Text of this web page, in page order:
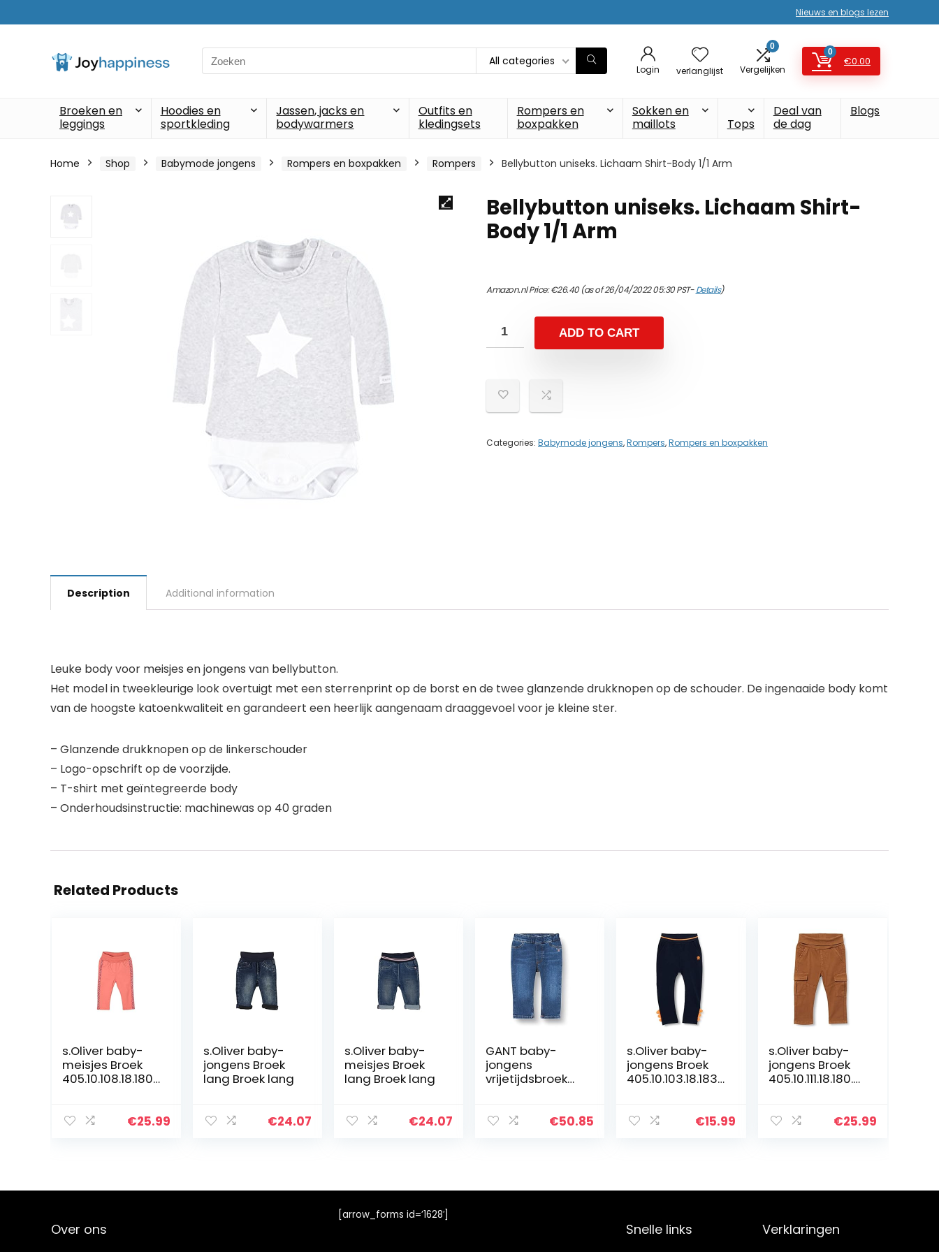
Nieuws en blogs lezen
Search
for:
All categories
Login verlanglijst
0
Vergelijken
0
€0.00
Broeken en
leggings
Hoodies en
sportkleding
Jassen, jacks en
bodywarmers
Outfits en
kledingsets
Rompers en
boxpakken
Sokken en
maillots
Tops
Deal van
de dag
Blogs
Home Shop Babymode jongens Rompers en boxpakken Rompers Bellybutton uniseks. Lichaam Shirt-Body 1/1 Arm
Bellybutton uniseks. Lichaam Shirt-
Body 1/1 Arm
Amazon.nl Price:€26.40(as of 26/04/2022 05:30 PST-Details)
ADD TO CART
Categories: Babymode jongens,Rompers,Rompers en boxpakken
Description Additional information
Leuke body voor meisjes en jongens van bellybutton.
Het model in tweekleurige look overtuigt met een sterrenprint op de borst en de twee glanzende drukknopen op de schouder. De ingenaaide body komt
van de hoogste katoenkwaliteit en garandeert een heerlijk aangenaam draaggevoel voor je kleine ster.
– Glanzende drukknopen op de linkerschouder
– Logo-opschrift op de voorzijde.
– T-shirt met geïntegreerde body
– Onderhoudsinstructie: machinewas op 40 graden
Related Products
s.Oliver baby-
meisjes Broek
405.10.108.18.180.
€25.99
s.Oliver baby-
jongens Broek
lang Broek lang
€24.07
s.Oliver baby-
meisjes Broek
lang Broek lang
€24.07
GANT baby-
jongens
vrijetijdsbroek
DENIM
€50.85
s.Oliver baby-
jongens Broek
405.10.103.18.183.
€15.99
s.Oliver baby-
jongens Broek
405.10.111.18.180.21
€25.99
Over ons
[arrow_forms id=’1628′]
Snelle links Verklaringen